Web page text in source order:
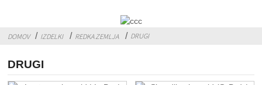
DOMOV IZDELKI REDKA ZEMLJA DRUGI
DRUGI